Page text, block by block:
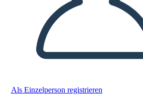
Als Einzelperson registrieren